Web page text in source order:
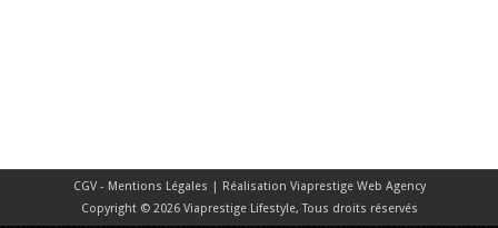
CGV - Mentions Légales | Réalisation Viaprestige Web Agency
Copyright © 2026 Viaprestige Lifestyle, Tous droits réservés